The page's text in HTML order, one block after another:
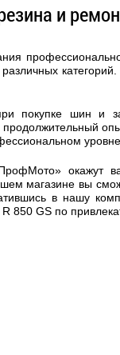
и
различных
покупке шин и
уровне.
окажут
магазине вы
в нашу
R 850 GS по